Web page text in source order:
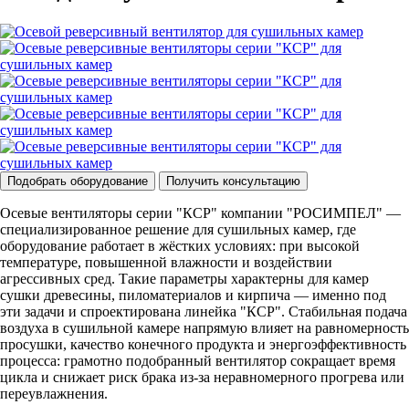
Подобрать оборудование Получить консультацию
Осевые вентиляторы серии "КСР" компании "РОСИМПЕЛ" —
специализированное решение для сушильных камер, где
оборудование работает в жёстких условиях: при высокой
температуре, повышенной влажности и воздействии
агрессивных сред. Такие параметры характерны для камер
сушки древесины, пиломатериалов и кирпича — именно под
эти задачи и спроектирована линейка "КСР". Стабильная подача
воздуха в сушильной камере напрямую влияет на равномерность
просушки, качество конечного продукта и энергоэффективность
процесса: грамотно подобранный вентилятор сокращает время
цикла и снижает риск брака из‑за неравномерного прогрева или
переувлажнения.